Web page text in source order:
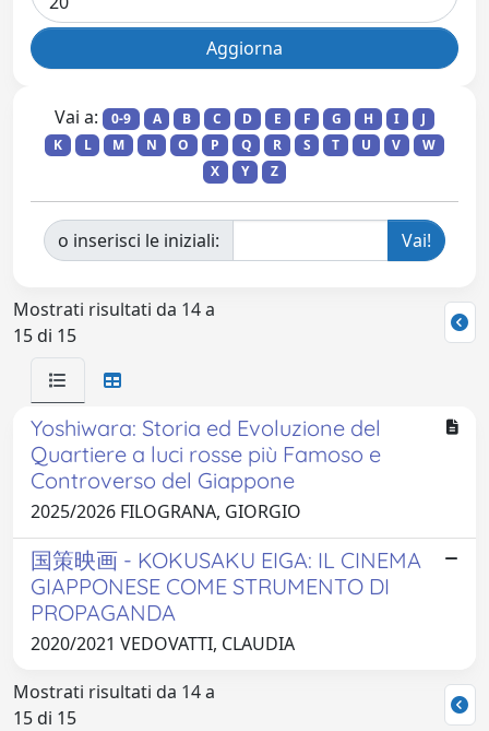
Vai a: 0-9 A B C D E F G H I
J
K
L M N O P Q R S T U V
W
X
Y Z
o inserisci le iniziali:
Mostrati risultati da 14 a
15 di 15
Yoshiwara: Storia ed Evoluzione del
Quartiere a luci rosse più Famoso e
Controverso del Giappone
2025/2026 FILOGRANA, GIORGIO
国策映画 - KOKUSAKU EIGA: IL CINEMA
GIAPPONESE COME STRUMENTO DI
PROPAGANDA
2020/2021 VEDOVATTI, CLAUDIA
Mostrati risultati da 14 a
15 di 15